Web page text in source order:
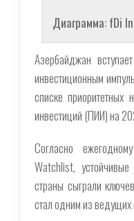
Диаграмма: fDi
Азербайджан
инвестиционным
списке приоритетных
инвестиций (ПИИ) на
Согласно
Watchlist, устойчивые
страны сыграли
стал одним из